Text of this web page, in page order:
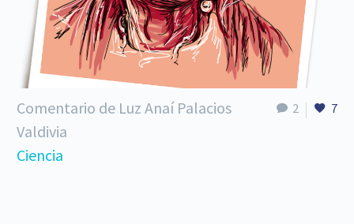
2 7
Comentario de Luz Anaí Palacios
Valdivia
Ciencia